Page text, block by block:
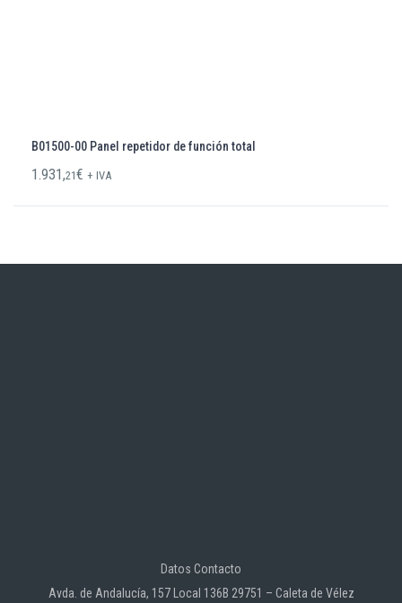
B01500-00 Panel repetidor de función total
1.931,21€ + IVA
Datos Contacto
Avda. de Andalucía, 157 Local 136B 29751 – Caleta de Vélez